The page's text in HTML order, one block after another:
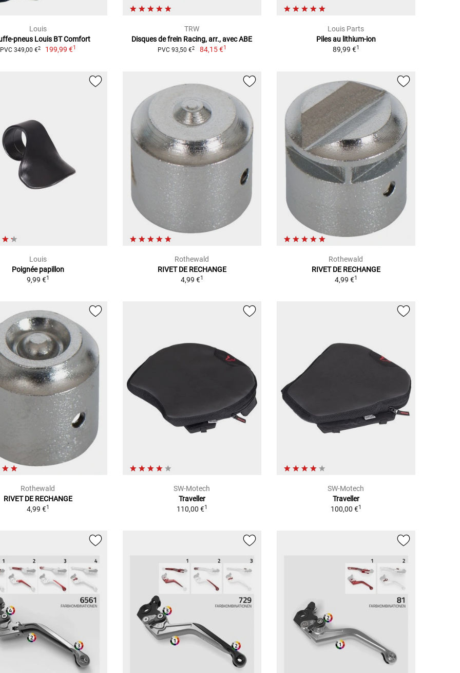
Louis
pneus Louis BT Comfort
PVC 349,00 €2 199,99 €1
TRW
Disques de frein Racing, arr., avec ABE
PVC 93,50 €2 84,15 €1
Louis Parts
Piles au lithium-ion
89,99 €1
Louis
Poignée papillon
9,99 €1
Rothewald
RIVET DE RECHANGE
4,99 €1
Rothewald
RIVET DE RECHANGE
4,99 €1
Rothewald
RIVET DE RECHANGE
4,99 €1
SW-Motech
Traveller
110,00 €1
SW-Motech
Traveller
100,00 €1